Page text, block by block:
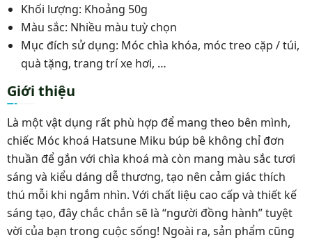
Khối lượng: Khoảng 50g
Màu sắc: Nhiều màu tuỳ chọn
Mục đích sử dụng: Móc chìa khóa, móc treo cặp / túi,
quà tặng, trang trí xe hơi, …
Giới thiệu
Là một vật dụng rất phù hợp để mang theo bên mình,
chiếc Móc khoá Hatsune Miku búp bê không chỉ đơn
thuần để gắn với chìa khoá mà còn mang màu sắc tươi
sáng và kiểu dáng dễ thương, tạo nên cảm giác thích
thú mỗi khi ngắm nhìn. Với chất liệu cao cấp và thiết kế
sáng tạo, đây chắc chắn sẽ là “người đồng hành” tuyệt
vời của bạn trong cuộc sống! Ngoài ra, sản phẩm cũng